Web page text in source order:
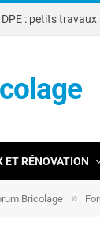
ET RÉNOVATION
Bricolage »